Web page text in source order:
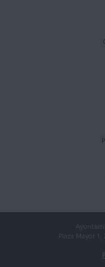
Plaza Mayor 1,